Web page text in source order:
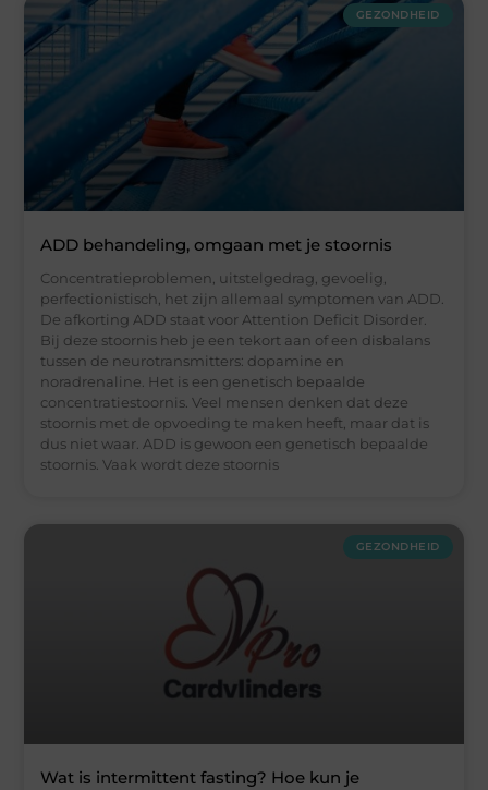
GEZONDHEID
ADD behandeling, omgaan met je stoornis
Concentratieproblemen, uitstelgedrag, gevoelig,
perfectionistisch, het zijn allemaal symptomen van ADD.
De afkorting ADD staat voor Attention Deficit Disorder.
Bij deze stoornis heb je een tekort aan of een disbalans
tussen de neurotransmitters: dopamine en
noradrenaline. Het is een genetisch bepaalde
concentratiestoornis. Veel mensen denken dat deze
stoornis met de opvoeding te maken heeft, maar dat is
dus niet waar. ADD is gewoon een genetisch bepaalde
stoornis. Vaak wordt deze stoornis
GEZONDHEID
Wat is intermittent fasting? Hoe kun je